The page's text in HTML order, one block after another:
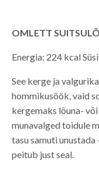
OMLETT
Energia: 224 kcal
See kerge ja
hommikusöök, vaid
kergemaks lõuna-
munavalged toidule
tasu samuti
peitub just seal.